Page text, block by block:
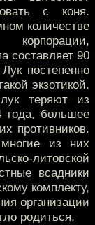
с коня.
количестве
корпорации,
составляет 90
постепенно
экзотикой.
теряют из
года, большее
противников.
из них
литовской
всадники
комплекту,
организации
родиться.